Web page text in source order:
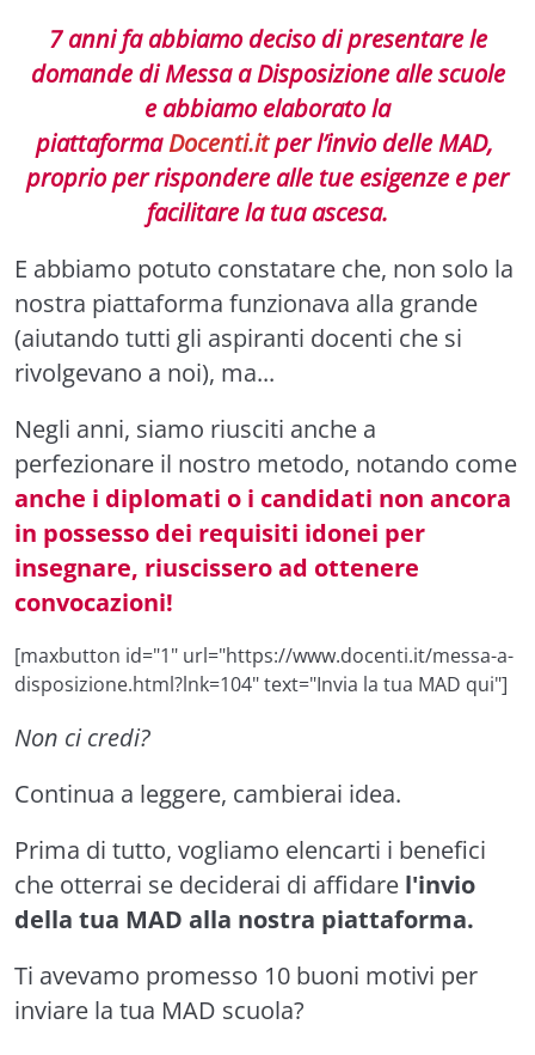
7 anni fa abbiamo deciso di presentare le
domande di Messa a Disposizione alle scuole
e abbiamo elaborato la
piattaformaDocenti.itper l’invio delle MAD,
proprio per rispondere alle tue esigenze e per
facilitare la tua ascesa.
E abbiamo potuto constatare che, non solo la
nostra piattaforma funzionava alla grande
(aiutando tutti gli aspiranti docenti che si
rivolgevano a noi), ma...
Negli anni, siamo riusciti anche a
perfezionare il nostro metodo, notando come
anche i diplomati o i candidati non ancora
in possesso dei requisiti idonei per
insegnare, riuscissero ad ottenere
convocazioni!
[maxbutton id="1" url="https://www.docenti.it/messa-a-
disposizione.html?lnk=104" text="Invia la tua MAD qui"]
Non ci credi?
Continua a leggere, cambierai idea.
Prima di tutto, vogliamo elencarti i benefici
che otterrai se deciderai di affidare l'invio
della tua MAD alla nostra piattaforma.
Ti avevamo promesso 10 buoni motivi per
inviare la tua MAD scuola?